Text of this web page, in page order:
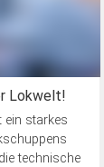
Lokwelt!
ein starkes
technische